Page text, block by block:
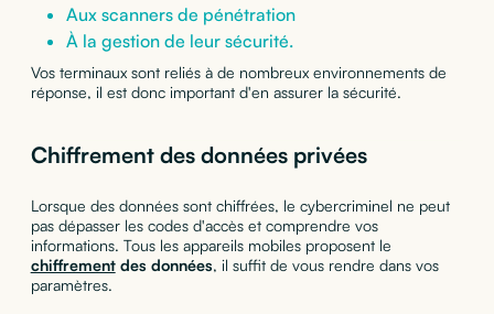
Aux scanners de pénétration
À la gestion de leur sécurité.
Vos terminaux sont reliés à de nombreux environnements de
réponse, il est donc important d'en assurer la sécurité.
Chiffrement des données privées
Lorsque des données sont chiffrées, le cybercriminel ne peut
pas dépasser les codes d'accès et comprendre vos
informations. Tous les appareils mobiles proposent le
chiffrementdes données, il suffit de vous rendre dans vos
paramètres.